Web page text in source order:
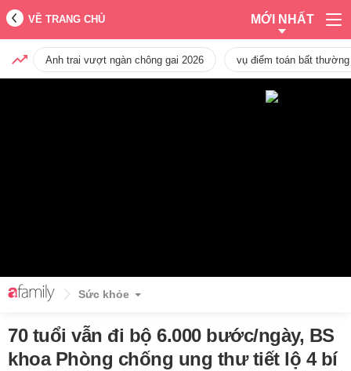
VỀ TRANG CHỦ MỚI NHẤT
Anh trai vượt ngàn chông gai 2026 vụ điểm toán bất
Sức khỏe
70 tuổi vẫn đi bộ 6.000 bước/ngày, BS
khoa Phòng chống ung thư tiết lộ 4 bí